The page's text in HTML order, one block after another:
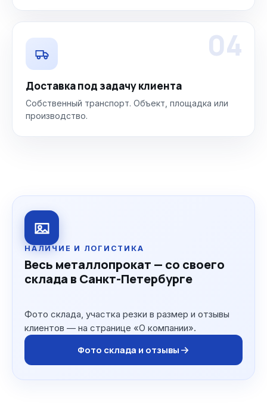
04
Доставка под задачу клиента
Собственный транспорт. Объект, площадка или
производство.
НАЛИЧИЕ И ЛОГИСТИКА
Весь металлопрокат — со своего
склада в Санкт-Петербурге
Фото склада, участка резки в размер и отзывы
клиентов — на странице «О компании».
Фото склада и отзывы